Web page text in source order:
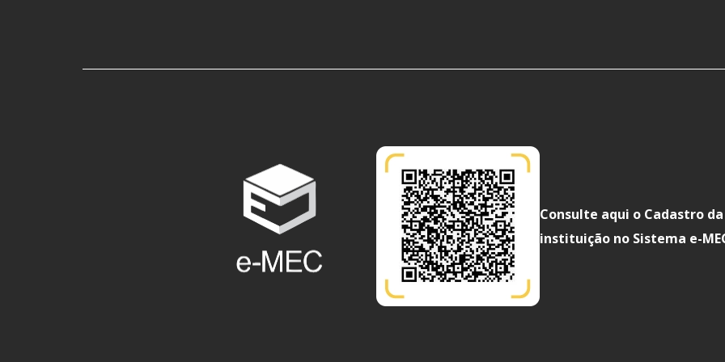
Consulte aqui o Cadastro da
instituição no Sistema e-